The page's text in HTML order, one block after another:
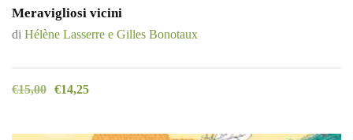
Meravigliosi vicini
di Hélène Lasserre e Gilles Bonotaux
€15,00 €14,25